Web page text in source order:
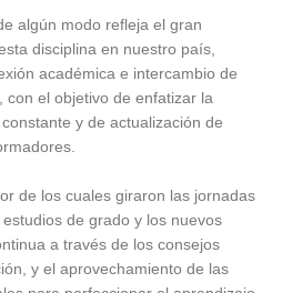
algún modo refleja el gran
disciplina en nuestro país,
académica e intercambio de
el objetivo de enfatizar la
y de actualización de
de los cuales giraron las jornadas
de grado y los nuevos
a través de los consejos
y el aprovechamiento de las